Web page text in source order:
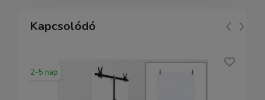
Kapcsolódó
2-5 nap